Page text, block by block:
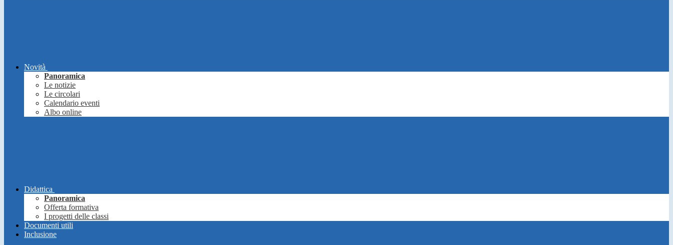
Novità
Panoramica
Le notizie
Le circolari
Calendario eventi
Albo online
Didattica
Panoramica
Offerta formativa
I progetti delle classi
Documenti utili
Inclusione